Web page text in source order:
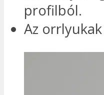
profilból.
Az